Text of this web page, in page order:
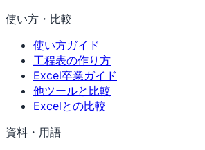
使い方・比較
使い方ガイド
工程表の作り方
Excel卒業ガイド
他ツールと比較
Excelとの比較
資料・用語